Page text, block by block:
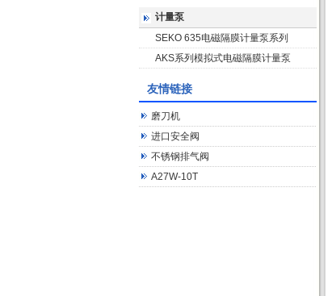
计量泵
SEKO 635电磁隔膜计量泵系列
AKS系列模拟式电磁隔膜计量泵
友情链接
磨刀机
进口安全阀
不锈钢排气阀
A27W-10T